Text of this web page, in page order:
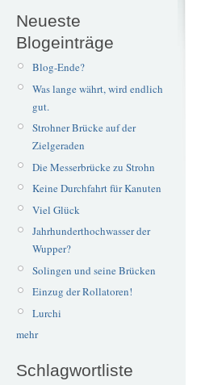
Neueste
Blogeinträge
Blog-Ende?
Was lange währt, wird endlich
gut.
Strohner Brücke auf der
Zielgeraden
Die Messerbrücke zu Strohn
Keine Durchfahrt für Kanuten
Viel Glück
Jahrhunderthochwasser der
Wupper?
Solingen und seine Brücken
Einzug der Rollatoren!
Lurchi
mehr
Schlagwortliste